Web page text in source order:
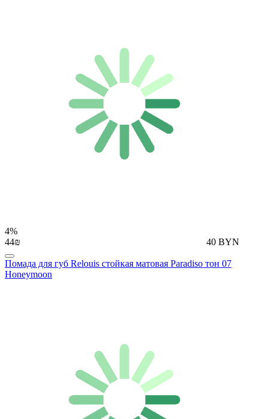
4%
44₪
40 BYN
Помада для губ Relouis стойкая матовая Paradiso тон 07
Honeymoon